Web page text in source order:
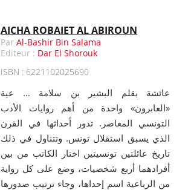
AICHA ROBAIET AL ABIROUN
ParAl-Bashir Bin Salama
Editeur : Dar El Shorouk
ISBN : 6221102025690
عائشة بقلم البشير بن سلامة ... عية
«العابرون» واحدة من أهم روايات الأدب
التونسي المعاصر. تدور أحداثها في القرن
الذي يسبق استقلال تونس. وتتناول في ذلك
تاريخ عائلتين تونسيتين اختار الكاتب من بين
أفرادهما أربع شخصيات، وضع على كل رواية
من الرباعية اسم إحداها، وجاء ترتيب صدورها